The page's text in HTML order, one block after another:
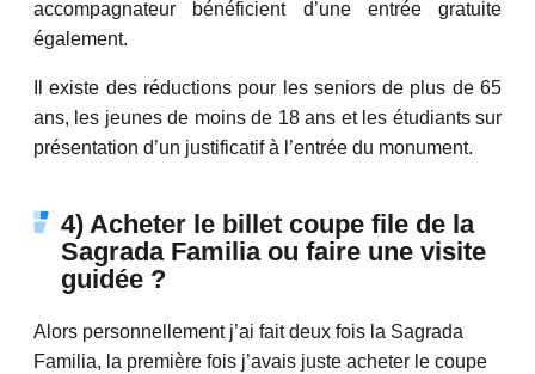
accompagnateur bénéficient d’une entrée gratuite
également.
Il existe des réductions pour les seniors de plus de 65
ans, les jeunes de moins de 18 ans et les étudiants sur
présentation d’un justificatif à l’entrée du monument.
4) Acheter le billet coupe file de la
Sagrada Familia ou faire une visite
guidée ?
Alors personnellement j’ai fait deux fois la Sagrada
Familia, la première fois j’avais juste acheter le coupe